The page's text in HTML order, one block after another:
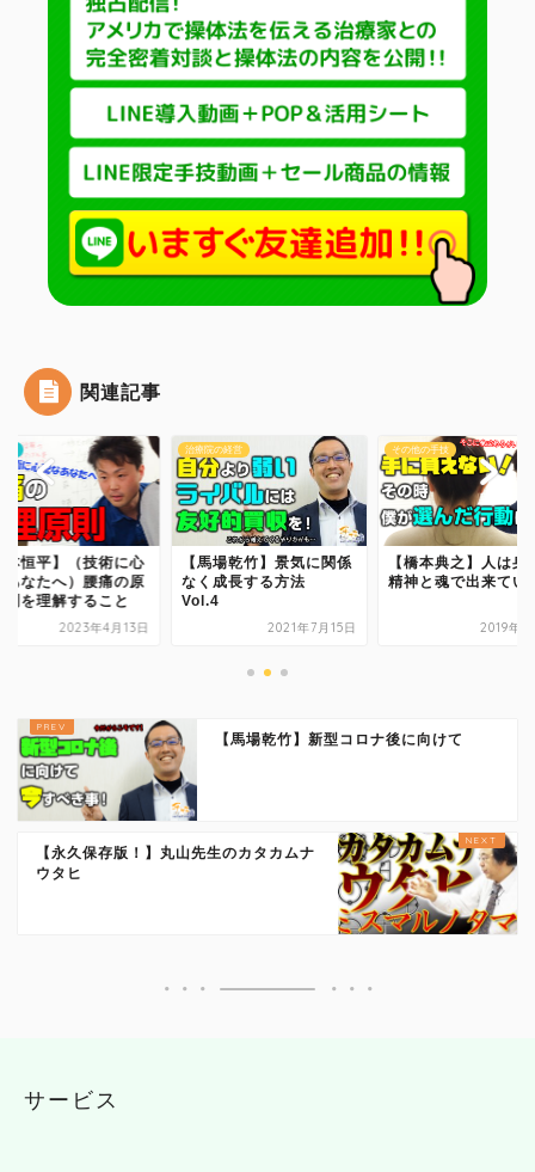
関連記事
の経営
場乾竹】景気に関係
成長する方法
2021年7月15日
その他の手技
【橋本典之】人は身体と
精神と魂で出来ている
2019年3月2日
最新記事
【松本恒平】（技術
配なあなたへ）腰痛
2023年4
【馬場乾竹】新型コロナ後に向けて
【永久保存版！】丸山先生のカタカムナ
ウタヒ
サービス
イチオシ！
頭・首の手技
肩・背中の手技
腰の手技
治療院の経営
コミュニケーション
治療院で物販する
和の健康法
DVDショップ